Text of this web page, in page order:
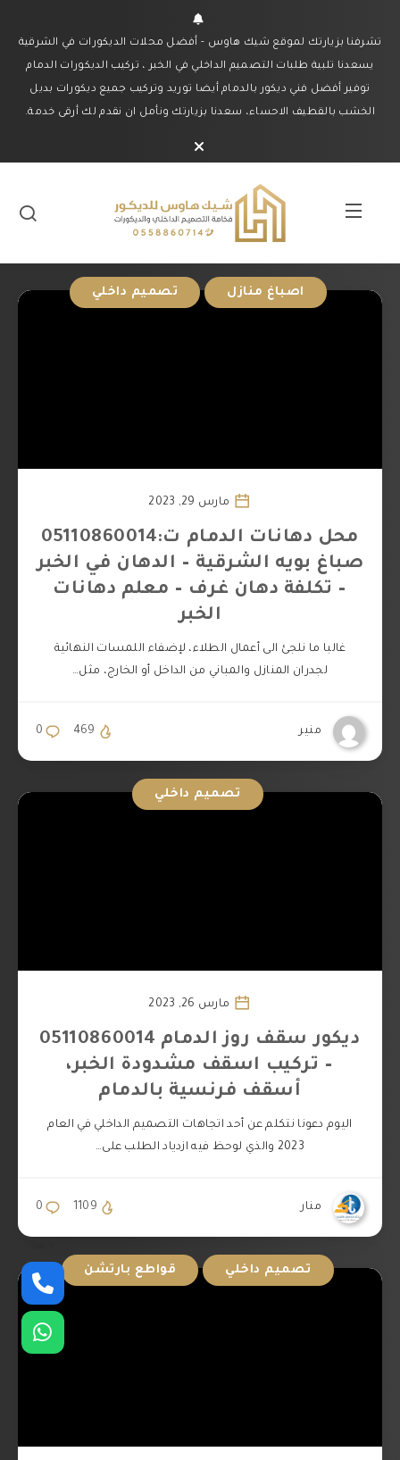
تشرفنا بزيارتك لموقع شيك هاوس - أفضل محلات الديكورات في الشرقية
يسعدنا تلبية طلبات التصميم الداخلي في الخبر ، تركيب الديكورات الدمام
توفير أفضل فني ديكور بالدمام أيضا توريد وتركيب جميع ديكورات بديل
الخشب بالقطيف الاحساء، سعدنا بزيارتك ونأمل ان نقدم لك أرقى خدمة.
اصباغ منازل تصميم داخلي
مارس 29, 2023
محل دهانات الدمام ت:05110860014
صباغ بويه الشرقية – الدهان في الخبر
– تكلفة دهان غرف – معلم دهانات
الخبر
غالبا ما نلجئ الى أعمال الطلاء، لإضفاء اللمسات النهائية
لجدران المنازل والمباني من الداخل أو الخارج، مثل…
منير 0 469
تصميم داخلي
مارس 26, 2023
ديكور سقف روز الدمام 05110860014
– تركيب اسقف مشدودة الخبر،
أسقف فرنسية بالدمام
اليوم دعونا نتكلم عن أحد اتجاهات التصميم الداخلي في العام
2023 والذي لوحظ فيه ازدياد الطلب على…
منار 0 1109
تصميم داخلي قواطع بارتشن